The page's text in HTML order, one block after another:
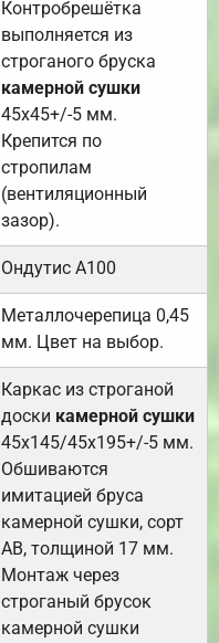
Контробрешётка
выполняется из
строганого бруска
камерной сушки
45х45+/-5 мм.
Крепится по
стропилам
(вентиляционный
зазор).
Ондутис А100
Металлочерепица 0,45
мм. Цвет на выбор.
Каркас из строганой
доски камерной сушки
45х145/45х195+/-5 мм.
Обшиваются
имитацией бруса
камерной сушки, сорт
АВ, толщиной 17 мм.
Монтаж через
строганый брусок
камерной сушки